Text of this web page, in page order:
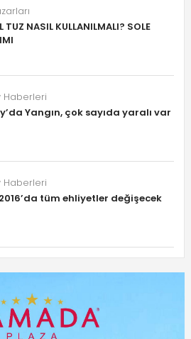
TUZ NASIL KULLANILMALI? SOLE
Haberleri
Yangın, çok sayıda yaralı var
Haberleri
tüm ehliyetler değişecek